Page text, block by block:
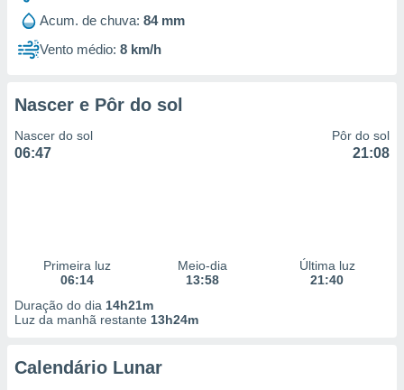
Acum. de chuva: 84 mm
Vento médio: 8 km/h
Nascer e Pôr do sol
Nascer do sol
06:47
Pôr do sol
21:08
Primeira luz
06:14
Meio-dia
13:58
Última luz
21:40
Duração do dia 14h21m
Luz da manhã restante 13h24m
Calendário Lunar